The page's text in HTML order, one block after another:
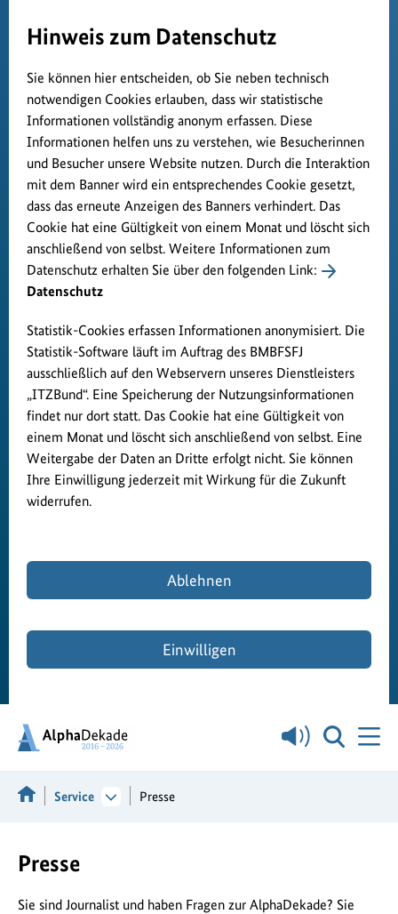
Hinweis zum Datenschutz
Sie können hier entscheiden, ob Sie neben technisch
notwendigen Cookies erlauben, dass wir statistische
Informationen vollständig anonym erfassen. Diese
Informationen helfen uns zu verstehen, wie Besucherinnen
und Besucher unsere Website nutzen. Durch die Interaktion
mit dem Banner wird ein entsprechendes Cookie gesetzt,
dass das erneute Anzeigen des Banners verhindert. Das
Cookie hat eine Gültigkeit von einem Monat und löscht sich
anschließend von selbst. Weitere Informationen zum
Datenschutz erhalten Sie über den folgenden Link:
Datenschutz
Statistik-Cookies erfassen Informationen anonymisiert. Die
Statistik-Software läuft im Auftrag des BMBFSFJ
ausschließlich auf den Webservern unseres Dienstleisters
„ITZBund“. Eine Speicherung der Nutzungsinformationen
findet nur dort statt. Das Cookie hat eine Gültigkeit von
einem Monat und löscht sich anschließend von selbst. Eine
Weitergabe der Daten an Dritte erfolgt nicht. Sie können
Ihre Einwilligung jederzeit mit Wirkung für die Zukunft
widerrufen.
Ablehnen
Einwilligen
Service Presse
Presse
Sie sind Journalist und haben Fragen zur AlphaDekade? Sie